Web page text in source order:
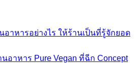
อาหารอย่างไร ให้ร้านเป็นที่รู้จักยอด
นอาหาร Pure Vegan ที่ฉีก Concept